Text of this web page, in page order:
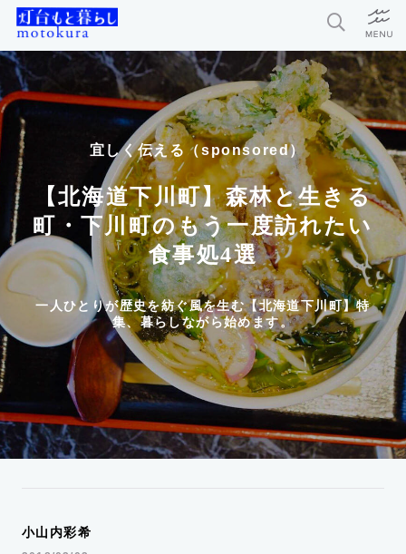
宜しく伝える（sponsored）
【北海道下川町】森林と生きる
町・下川町のもう一度訪れたい
食事処4選
一人ひとりが歴史を紡ぐ風を生む【北海道下川町】特
集、暮らしながら始めます。
小山内彩希
特集
新着記事
今月の編集部おすすめ
探求者
灯台もと暮らしとは？
お問い合わせ
利用規約
個人情報保護方針